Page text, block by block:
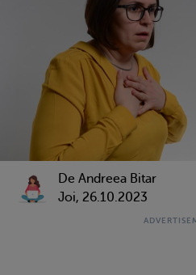
De Andreea Bitar
Joi, 26.10.2023